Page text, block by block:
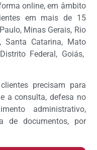
online, em âmbito
em mais de 15
Minas Gerais, Rio
Santa Catarina, Mato
Federal, Goiás,
precisam para
a consulta, defesa no
administrativo,
de documentos, por